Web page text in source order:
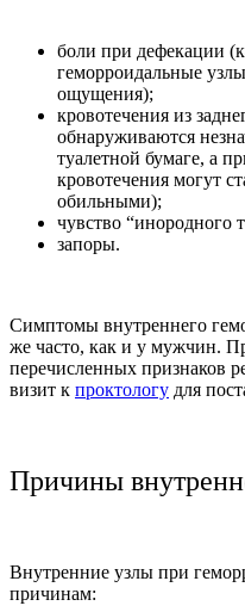
боли при дефекации
геморроидальные
ощущения);
кровотечения из
обнаруживаются
туалетной бумаге, а
кровотечения могут
обильными);
чувство “инородного
запоры.
Симптомы внутреннего
же часто, как и у мужчин.
перечисленных признаков
визит к проктологу для
Причины
Внутренние узлы при
причинам: